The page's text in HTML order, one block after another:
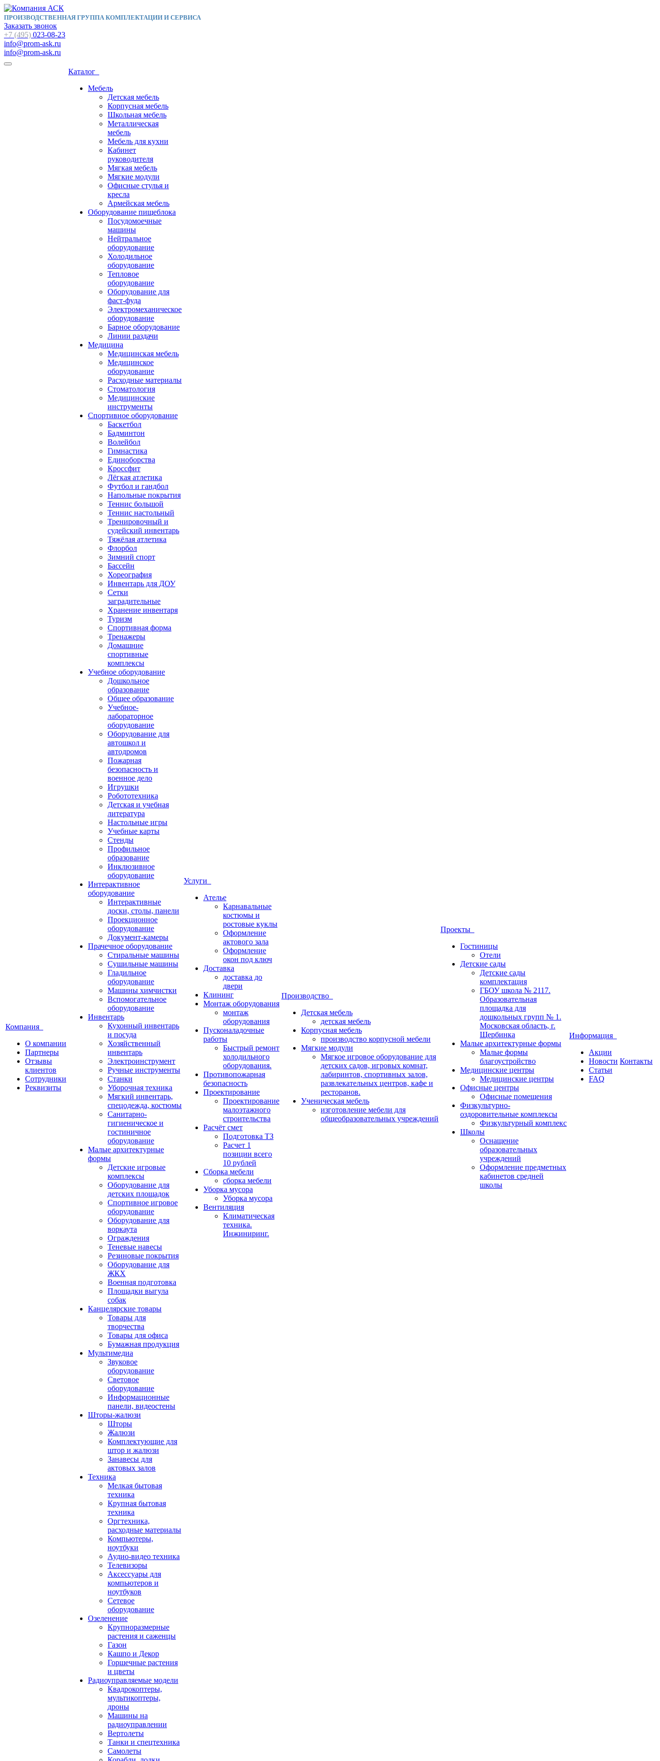
ПРОИЗВОДСТВЕННАЯ ГРУППА КОМПЛЕКТАЦИИ И СЕРВИСА
Заказать звонок
+7 (495) 023-08-23
info@prom-ask.ru
info@prom-ask.ru
Компания
О компании
Партнеры
Отзывы
клиентов
Сотрудники
Реквизиты
Каталог
Мебель
Детская мебель
Корпусная мебель
Школьная мебель
Металлическая
мебель
Мебель для кухни
Кабинет
руководителя
Мягкая мебель
Мягкие модули
Офисные стулья и
кресла
Армейская мебель
Оборудование пищеблока
Посудомоечные
машины
Нейтральное
оборудование
Холодильное
оборудование
Тепловое
оборудование
Оборудование для
фаст-фуда
Электромеханическое
оборудование
Барное оборудование
Линии раздачи
Медицина
Медицинская мебель
Медицинское
оборудование
Расходные материалы
Стоматология
Медицинские
инструменты
Спортивное оборудование
Баскетбол
Бадминтон
Волейбол
Гимнастика
Единоборства
Кроссфит
Лёгкая атлетика
Футбол и гандбол
Напольные покрытия
Теннис большой
Теннис настольный
Тренировочный и
судейский инвентарь
Тяжёлая атлетика
Флорбол
Зимний спорт
Бассейн
Хореография
Инвентарь для ДОУ
Сетки
заградительные
Хранение инвентаря
Туризм
Спортивная форма
Тренажеры
Домашние
спортивные
комплексы
Учебное оборудование
Дошкольное
образование
Общее образование
Учебное-
лабораторное
оборудование
Оборудование для
автошкол и
автодромов
Пожарная
безопасность и
военное дело
Игрушки
Робототехника
Детская и учебная
литература
Настольные игры
Учебные карты
Стенды
Профильное
образование
Инклюзивное
оборудование
Интерактивное
оборудование
Интерактивные
доски, столы, панели
Проекционное
оборудование
Документ-камеры
Прачечное оборудование
Стиральные машины
Сушильные машины
Гладильное
оборудование
Машины химчистки
Вспомогательное
оборудование
Инвентарь
Кухонный инвентарь
и посуда
Хозяйственный
инвентарь
Электроинструмент
Ручные инструменты
Станки
Уборочная техника
Мягкий инвентарь,
спецодежда, костюмы
Санитарно-
гигиеническое и
гостиничное
оборудование
Малые архитектурные
формы
Детские игровые
комплексы
Оборудование для
детских площадок
Спортивное игровое
оборудование
Оборудование для
воркаута
Ограждения
Теневые навесы
Резиновые покрытия
Оборудование для
ЖКХ
Военная подготовка
Площадки выгула
собак
Канцелярские товары
Товары для
творчества
Товары для офиса
Бумажная продукция
Мультимедиа
Звуковое
оборудование
Световое
оборудование
Информационные
панели, видеостены
Шторы-жалюзи
Шторы
Жалюзи
Комплектующие для
штор и жалюзи
Занавесы для
актовых залов
Техника
Мелкая бытовая
техника
Крупная бытовая
техника
Оргтехника,
расходные материалы
Компьютеры,
ноутбуки
Аудио-видео техника
Телевизоры
Аксессуары для
компьютеров и
ноутбуков
Сетевое
оборудование
Озеленение
Крупноразмерные
растения и саженцы
Газон
Кашпо и Декор
Горшечные растения
и цветы
Радиоуправляемые модели
Квадрокоптеры,
мультикоптеры,
дроны
Машины на
радиоуправлении
Вертолеты
Танки и спецтехника
Самолеты
Услуги
Ателье
Карнавальные
костюмы и
ростовые куклы
Оформление
актового зала
Оформление
окон под ключ
Доставка
доставка до
двери
Клининг
Монтаж оборудования
монтаж
оборудования
Пусконаладочные
работы
Быстрый ремонт
холодильного
оборудования.
Противопожарная
безопасность
Проектирование
Проектирование
малоэтажного
строительства
Расчёт смет
Подготовка ТЗ
Расчет 1
позиции всего
10 рублей
Сборка мебели
сборка мебели
Уборка мусора
Уборка мусора
Вентиляция
Климатическая
техника.
Инжиниринг.
Производство
Детская мебель
детская мебель
Корпусная мебель
производство корпусной мебели
Мягкие модули
Мягкое игровое оборудование для
детских садов, игровых комнат,
лабиринтов, спортивных залов,
развлекательных центров, кафе и
ресторанов.
Ученическая мебель
изготовление мебели для
общеобразовательных учреждений
Проекты
Гостиницы
Отели
Детские сады
Детские сады
комплектация
ГБОУ школа № 2117.
Образовательная
площадка для
дошкольных групп № 1.
Московская область, г.
Щербинка
Малые архитектурные формы
Малые формы
благоустройство
Медицинские центры
Медицинские центры
Офисные центры
Офисные помещения
Физкультурно-
оздоровительные комплексы
Физкультурный комплекс
Школы
Оснащение
образовательных
учреждений
Оформление предметных
кабинетов средней
школы
Информация
Акции
Новости
Статьи
FAQ
Контакты